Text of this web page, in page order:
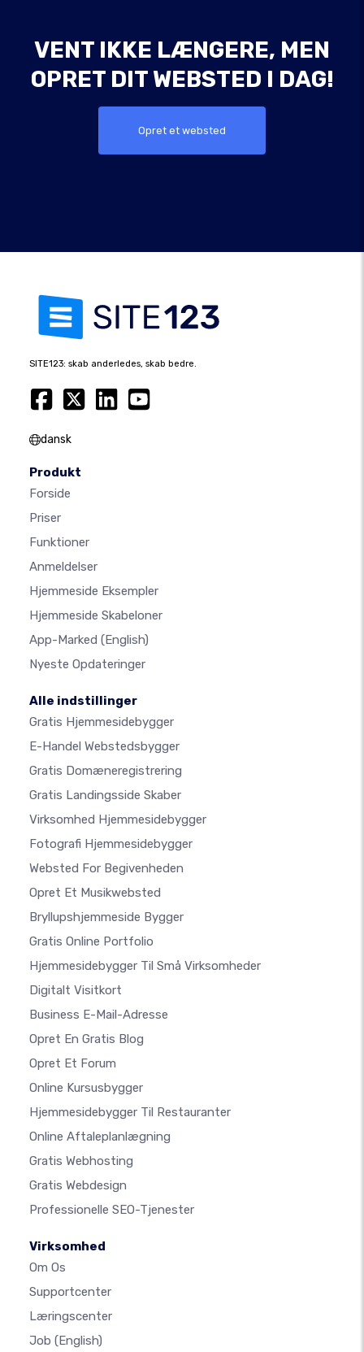
VENT IKKE LÆNGERE, MEN
OPRET DIT WEBSTED I DAG!
Opret et websted
SITE123: skab anderledes, skab bedre.
dansk
Produkt
Forside
Priser
Funktioner
Anmeldelser
Hjemmeside Eksempler
Hjemmeside Skabeloner
App-Marked (English)
Nyeste Opdateringer
Alle indstillinger
Gratis Hjemmesidebygger
E-Handel Webstedsbygger
Gratis Domæneregistrering
Gratis Landingsside Skaber
Virksomhed Hjemmesidebygger
Fotografi Hjemmesidebygger
Websted For Begivenheden
Opret Et Musikwebsted
Bryllupshjemmeside Bygger
Gratis Online Portfolio
Hjemmesidebygger Til Små Virksomheder
Digitalt Visitkort
Business E-Mail-Adresse
Opret En Gratis Blog
Opret Et Forum
Online Kursusbygger
Hjemmesidebygger Til Restauranter
Online Aftaleplanlægning
Gratis Webhosting
Gratis Webdesign
Professionelle SEO-Tjenester
Virksomhed
Om Os
Supportcenter
Læringscenter
Job (English)